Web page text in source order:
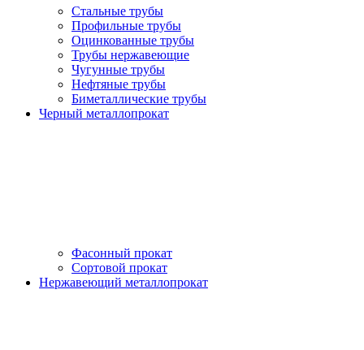
Стальные трубы
Профильные трубы
Оцинкованные трубы
Трубы нержавеющие
Чугунные трубы
Нефтяные трубы
Биметаллические трубы
Черный металлопрокат
Фасонный прокат
Сортовой прокат
Нержавеющий металлопрокат